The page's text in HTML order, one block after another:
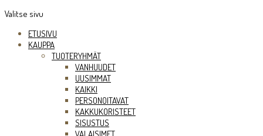
Valitse sivu
ETUSIVU
KAUPPA
TUOTERYHMÄT
VANHUUDET
UUSIMMAT
KAIKKI
PERSONOITAVAT
KAKKUKORISTEET
SISUSTUS